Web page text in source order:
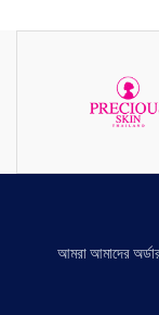
আমরা আমাদের